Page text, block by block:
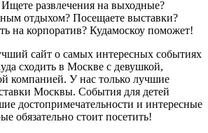
развлечения на выходные?
отдыхом? Посещаете выставки?
на корпоратив? Кудамоскоу поможет!
сайт о самых интересных событиях
сходить в Москве с девушкой,
компанией. У нас только лучшие
Москвы. События для детей
достопримечательности и интересные
обязательно стоит посетить!